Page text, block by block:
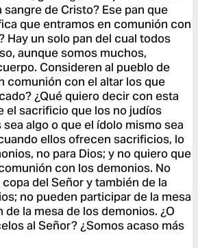
de Cristo? Ese pan que
que entramos en comunión con
Hay un solo pan del cual todos
aunque somos muchos,
Consideren al pueblo de
comunión con el altar los que
¿Qué quiero decir con esta
el sacrificio que los no judíos
algo o que el ídolo mismo sea
ellos ofrecen sacrificios, lo
no para Dios; y no quiero que
con los demonios. No
del Señor y también de la
no pueden participar de la mesa
la mesa de los demonios. ¿O
al Señor? ¿Somos acaso más